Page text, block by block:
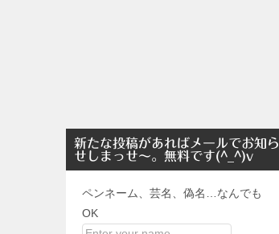
新たな投稿があればメールでお知ら
せしまっせ～。無料です(^_^)v
ペンネーム、芸名、偽名…なんでも
OK